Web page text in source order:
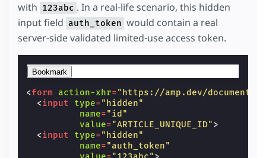
with 123abc . In a real-life scenario, this hidden
input field auth_token would contain a real
server-side validated limited-use access token.
Bookmark
<form action-xhr="https://amp.dev/
<input type="hidden"
name="id"
value="ARTICLE_UNIQUE_ID">
<input type="hidden"
name="auth_token"